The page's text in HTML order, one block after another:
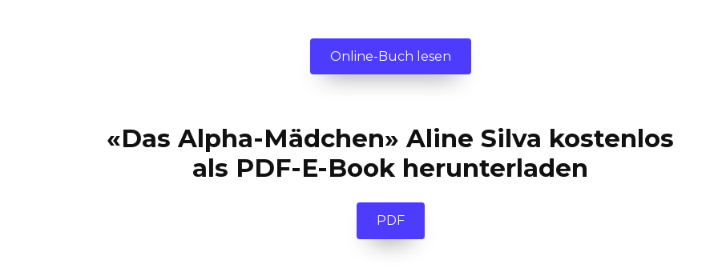
Online-Buch lesen
«Das Alpha-Mädchen» Aline Silva kostenlos
als PDF-E-Book herunterladen
PDF